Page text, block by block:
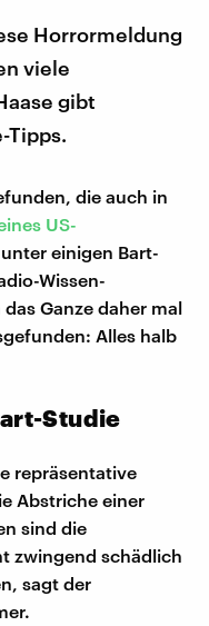
Horrormeldung
viele
gibt
Tipps.
die auch in
US-
einigen Bart-
Wissen-
Ganze daher mal
Alles halb
Studie
repräsentative
Abstriche einer
sind die
zwingend schädlich
sagt der